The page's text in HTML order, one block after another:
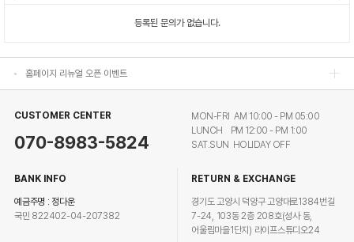
등록된 문의가 없습니다.
홈페이지 리뉴얼 오픈 이벤트
CUSTOMER CENTER
070-8983-5824
MON-FRI AM 10:00 - PM 05:00
LUNCH PM 12:00 - PM 1:00
SAT.SUN HOLIDAY OFF
BANK INFO
예금주명 : 정다운
국민 822402-04-207382
RETURN & EXCHANGE
경기도 고양시 덕양구 고양대로1384번길
7-24, 103동 2층 208호(성사 동,
어울림마을1단지) 라이프스튜디오24